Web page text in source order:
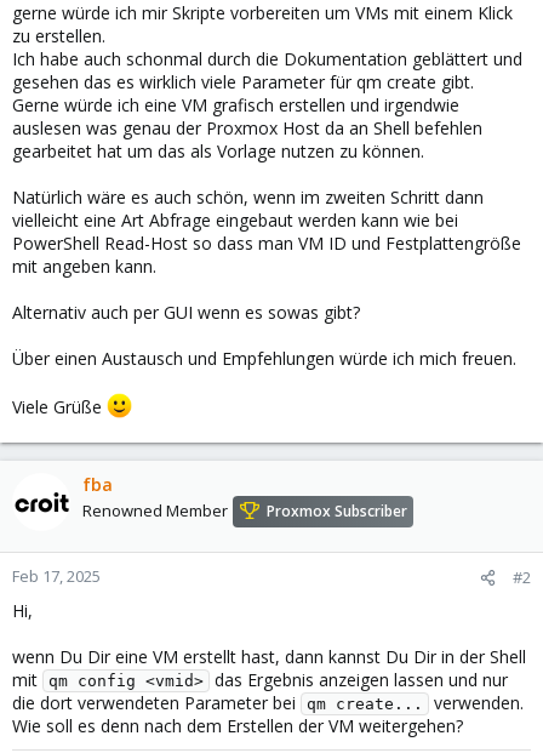
gerne würde ich mir Skripte vorbereiten um VMs mit einem Klick
zu erstellen.
Ich habe auch schonmal durch die Dokumentation geblättert und
gesehen das es wirklich viele Parameter für qm create gibt.
Gerne würde ich eine VM grafisch erstellen und irgendwie
auslesen was genau der Proxmox Host da an Shell befehlen
gearbeitet hat um das als Vorlage nutzen zu können.
Natürlich wäre es auch schön, wenn im zweiten Schritt dann
vielleicht eine Art Abfrage eingebaut werden kann wie bei
PowerShell Read-Host so dass man VM ID und Festplattengröße
mit angeben kann.
Alternativ auch per GUI wenn es sowas gibt?
Über einen Austausch und Empfehlungen würde ich mich freuen.
Viele Grüße
fba
Renowned Member Proxmox Subscriber
Feb 17, 2025 #2
Hi,
wenn Du Dir eine VM erstellt hast, dann kannst Du Dir in der Shell
mit
qm config <vmid> das Ergebnis anzeigen lassen und nur
die dort verwendeten Parameter bei
qm create...
verwenden.
Wie soll es denn nach dem Erstellen der VM weitergehen?